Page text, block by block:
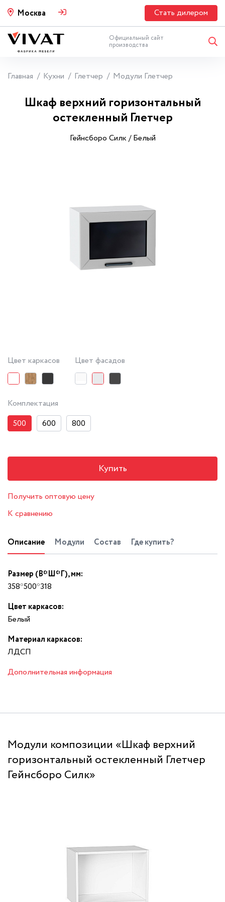
Москва Стать дилером
Официальный сайт
производства
Главная Кухни Глетчер Модули Глетчер
Шкаф верхний горизонтальный
остекленный Глетчер
Гейнсборо Силк / Белый
Цвет каркасов Цвет фасадов
Комплектация
500
600 800
Купить
Получить оптовую цену
К сравнению
Описание Модули Состав Где купить?
Размер (В*Ш*Г), мм:
358*500*318
Цвет каркасов:
Белый
Материал каркасов:
ЛДСП
Дополнительная информация
Модули композиции «Шкаф верхний
горизонтальный остекленный Глетчер
Гейнсборо Силк»